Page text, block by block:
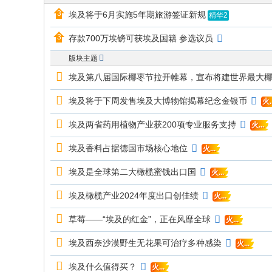
络
家
埃及将于6月实施5年期旅游签证新规 精华2
存款700万埃镑可获埃及国籍 参选议员
版块主题
埃及第八届国际椰枣节拉开帷幕，宣布将建世界最大
埃及将于下周发售埃及大博物馆揭幕纪念金银币 火
埃及两省药用植物产业获200项专业服务支持 火...
埃及香料占据德国市场核心地位‌ 火...
埃及是全球第二大橄榄蜜饯出口国 火...
埃及橄榄产业2024年度出口创佳绩 火...
草莓——“埃及的红金”，正在风靡全球 火...
埃及西奈沙漠野生无花果可治疗多种感染 火...
埃及什么值得买？ 火...